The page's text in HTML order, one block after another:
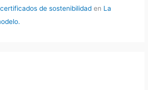
de sostenibilidad en La